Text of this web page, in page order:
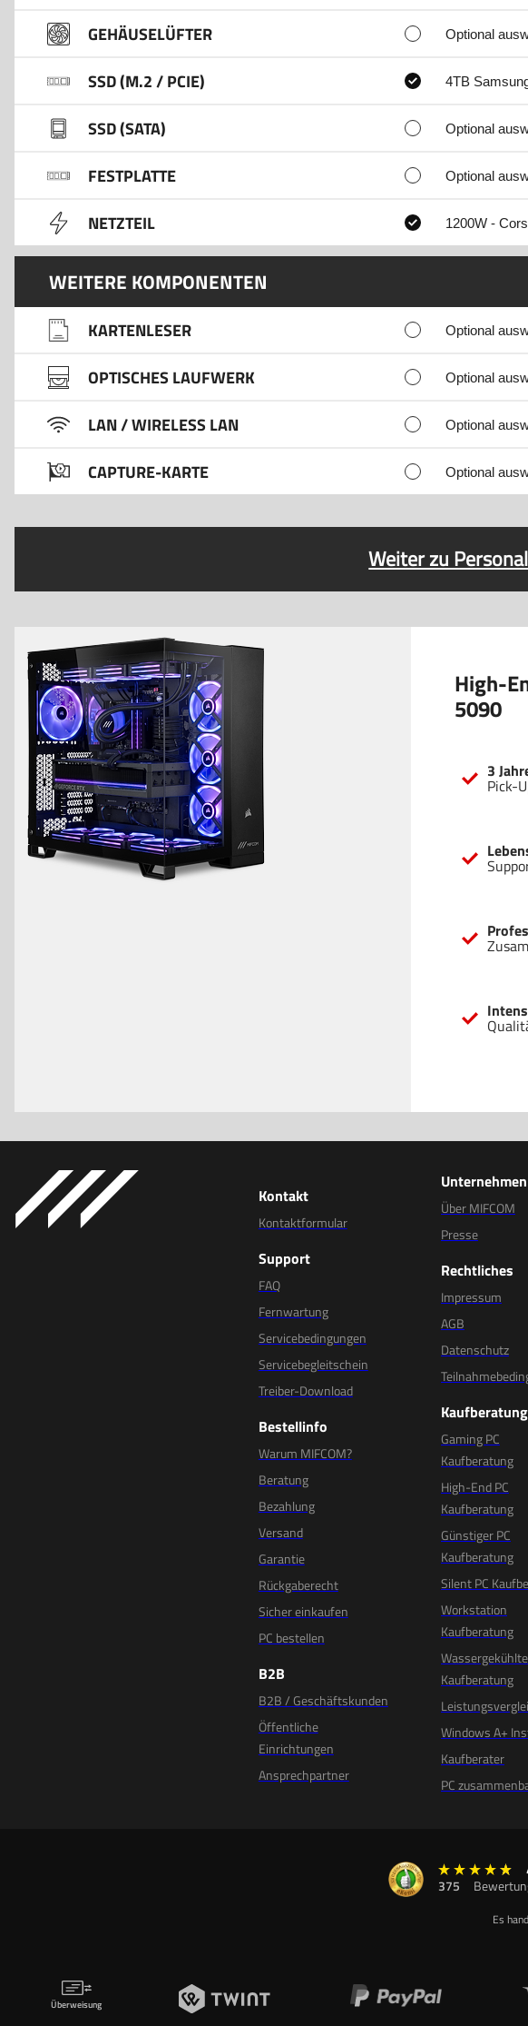
GEHÄUSELÜFTER Optional
SSD (M.2 / PCIE) 4TB
SSD (SATA) Optional
FESTPLATTE Optional
NETZTEIL 1200W -
WEITERE KOMPONENTEN
KARTENLESER Optional
OPTISCHES LAUFWERK Optional
LAN / WIRELESS LAN Optional
CAPTURE-KARTE Optional
Weiter zu
High-
5090
3
Pick-
Kontakt
Kontaktformular
Support
FAQ
Fernwartung
Servicebedingungen
Servicebegleitschein
Treiber-Download
Bestellinfo
Warum MIFCOM?
Beratung
Bezahlung
Versand
Garantie
Rückgaberecht
Sicher einkaufen
PC bestellen
B2B
B2B / Geschäftskunden
Öffentliche
Einrichtungen
Ansprechpartner
Unternehmen
Über MIFCOM
Presse
Rechtliches
Impressum
AGB
Datenschutz
Gaming PC
Kaufberatung
High-End PC
Kaufberatung
Günstiger PC
Kaufberatung
Silent PC
Workstation
Kaufberatung
Kaufberatung
Windows A+
Kaufberater
PC
375
Es
Überweisung